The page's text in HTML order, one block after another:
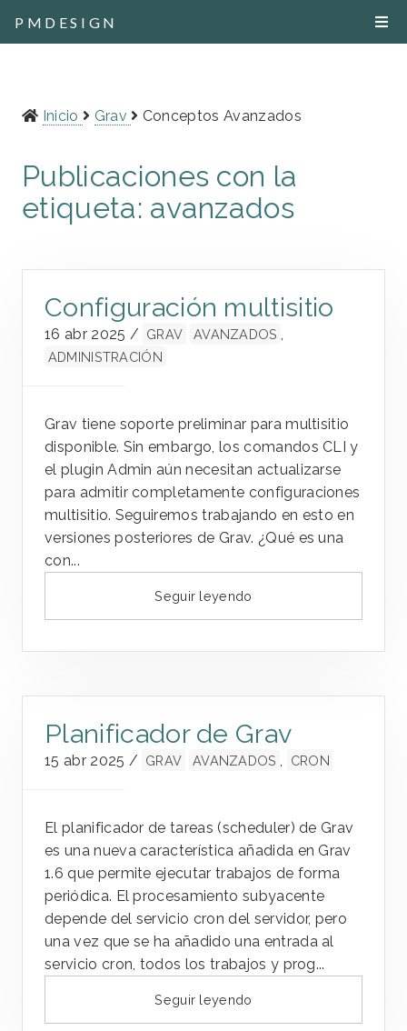
PMDESIGN
Inicio Grav Conceptos Avanzados
Publicaciones con la
etiqueta: avanzados
Configuración multisitio
16 abr 2025 / GRAV AVANZADOS
ADMINISTRACIÓN
Grav tiene soporte preliminar para multisitio
disponible. Sin embargo, los comandos CLI y
el plugin Admin aún necesitan actualizarse
para admitir completamente configuraciones
multisitio. Seguiremos trabajando en esto en
versiones posteriores de Grav. ¿Qué es una
con...
Seguir leyendo
Planificador de Grav
15 abr 2025 / GRAV AVANZADOS CRON
El planificador de tareas (scheduler) de Grav
es una nueva característica añadida en Grav
1.6 que permite ejecutar trabajos de forma
periódica. El procesamiento subyacente
depende del servicio cron del servidor, pero
una vez que se ha añadido una entrada al
servicio cron, todos los trabajos y prog...
Seguir leyendo